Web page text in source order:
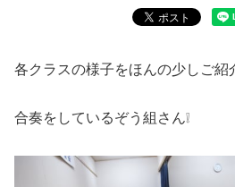
各クラスの様子をほんの少しご紹
合奏をしているぞう組さん❕